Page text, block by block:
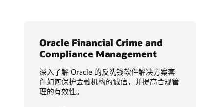
Oracle Financial Crime and
Compliance Management
深入了解 Oracle 的反洗钱软件解决方案套
件如何保护金融机构的诚信，并提高合规管
理的有效性。